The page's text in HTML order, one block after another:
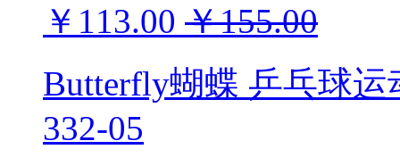
￥113.00 ￥155.00
Butterfly蝴蝶 乒乓球
332-05